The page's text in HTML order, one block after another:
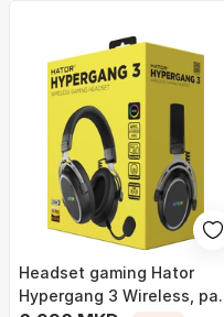
Headset gaming Hator
Hypergang 3 Wireless, pa